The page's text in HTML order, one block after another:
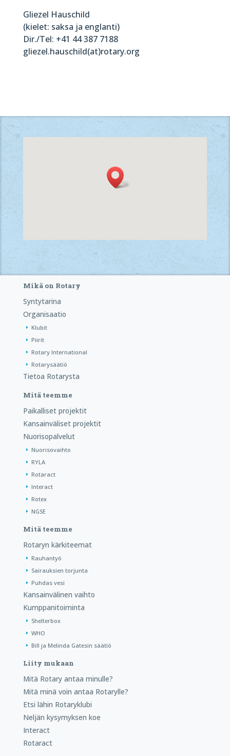
Gliezel Hauschild
(kielet: saksa ja englanti)
Dir./Tel: +41 44 387 7188
gliezel.hauschild(at)rotary.org
Mikä on Rotary
Syntytarina
Organisaatio
Klubit
Piirit
Rotary International
Rotarysäätiö
Tietoa Rotarysta
Mitä teemme
Paikalliset projektit
Kansainväliset projektit
Nuorisopalvelut
Nuorisovaihto
RYLA
Rotaract
Interact
Rotex
NGSE
Mitä teemme
Rotaryn kärkiteemat
Rauhantyö
Sairauksien torjunta
Puhdas vesi
Kansainvälinen vaihto
Kumppanitoiminta
Shelterbox
WHO
Bill ja Melinda Gatesin säätiö
Liity mukaan
Mitä Rotary antaa minulle?
Mitä minä voin antaa Rotarylle?
Etsi lähin Rotaryklubi
Neljän kysymyksen koe
Interact
Rotaract